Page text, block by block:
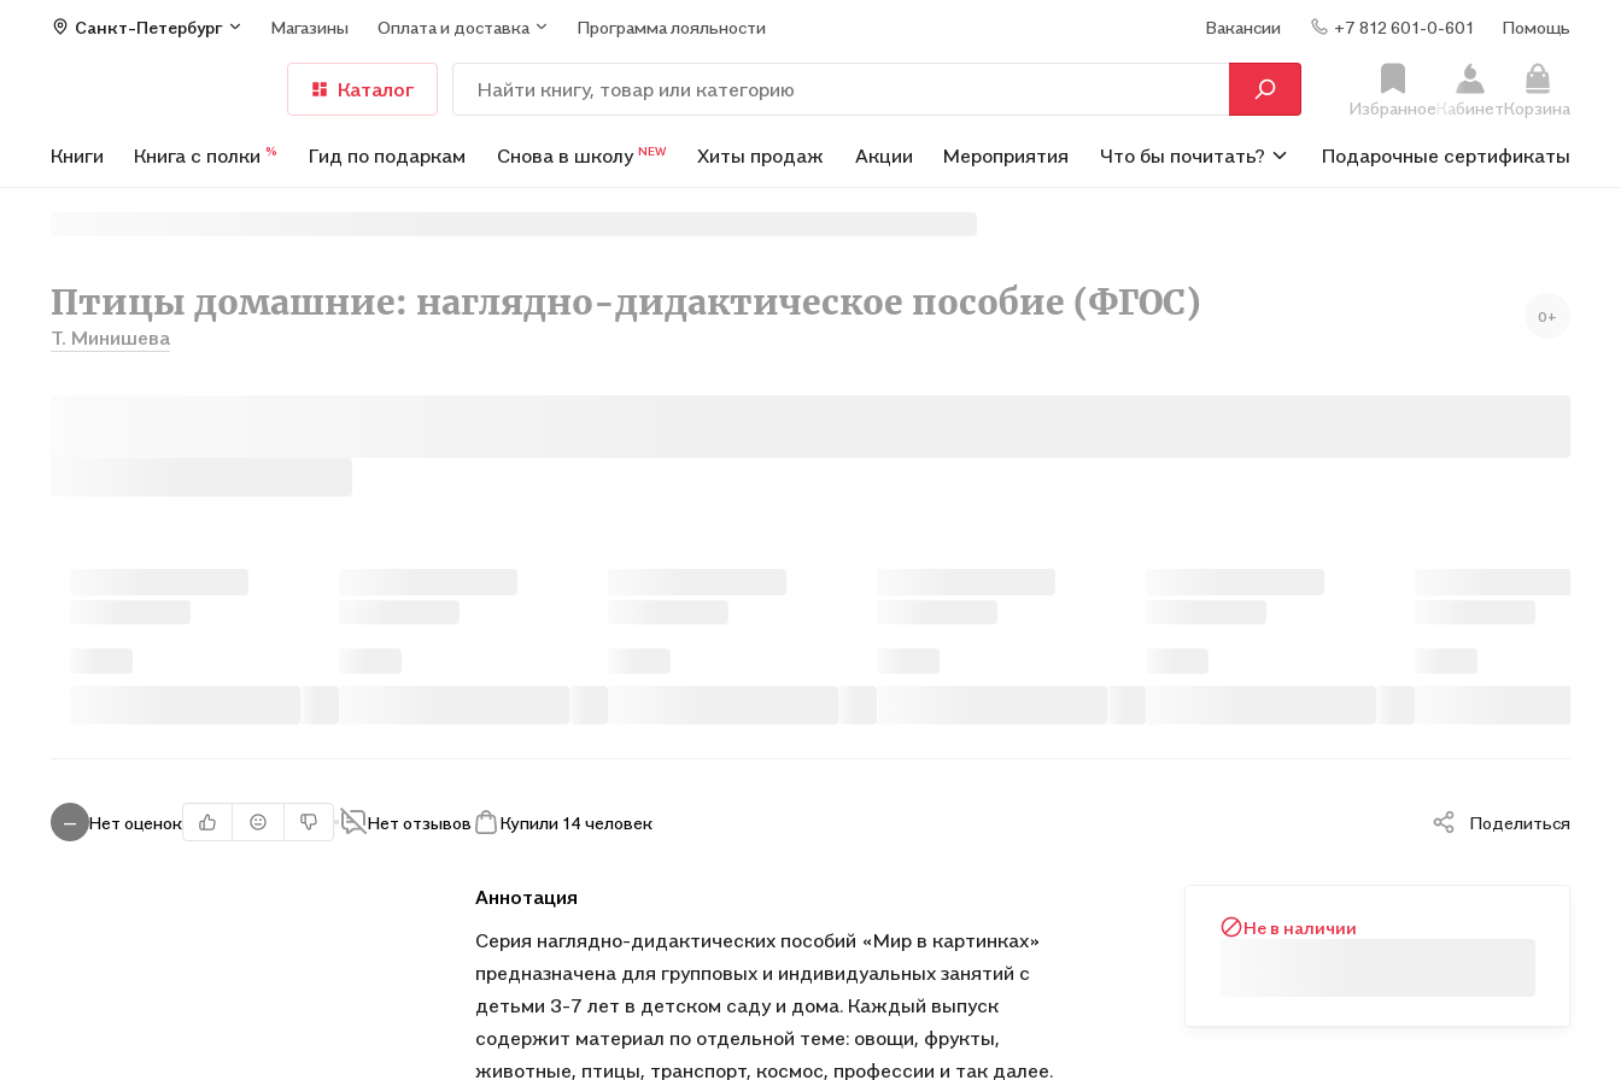
Санкт-Петербург Магазины Оплата и доставка Программа лояльности Вакансии +7 812 601-0-601 Помощь
Каталог
Избранное КабинетКорзина
Книги Книга с полки % Гид по подаркам Снова в школу NEW Хиты продаж Акции Мероприятия Что бы почитать? Подарочные сертификаты
Птицы домашние: наглядно-дидактическое пособие (ФГОС)
Т. Минишева
0+
— Нет оценок Нет отзывов Купили 14 человек Поделиться
Аннотация
Серия наглядно-дидактических пособий «Мир в картинках»
предназначена для групповых и индивидуальных занятий с
детьми 3-7 лет в детском саду и дома. Каждый выпуск
содержит материал по отдельной теме: овощи, фрукты,
животные, птицы, транспорт, космос, профессии и так далее.
Не в наличии